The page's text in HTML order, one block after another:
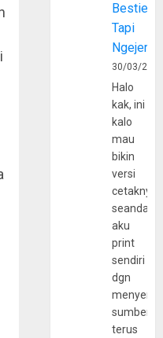
Bestie
Tapi
30/03/
Halo
kak, ini
kalo
mau
bikin
versi
cetaknya
aku
print
sendiri
dgn
sumber
terus